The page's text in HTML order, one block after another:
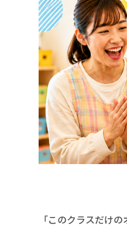
「このクラスだけ